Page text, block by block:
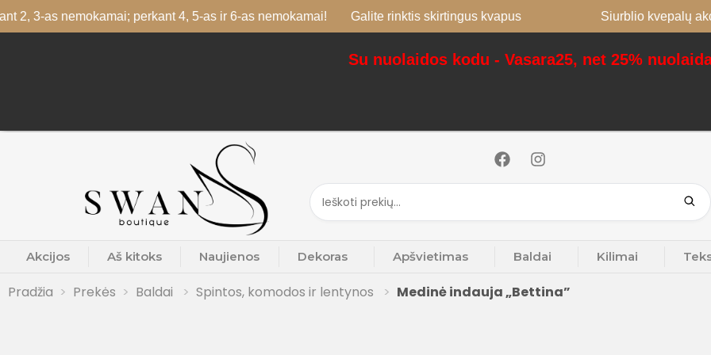
perkant 4, 5-as ir 6-as nemokamai! Galite rinktis skirtingus kvapus Siurblio kvepalų akcija:
Su nuolaidos kodu - Vasara25, net 25%
Akcijos Aš kitoks Naujienos Dekoras Apšvietimas Baldai Kilimai
Pradžia Prekės Baldai Spintos, komodos ir lentynos Medinė indauja „Bettina”